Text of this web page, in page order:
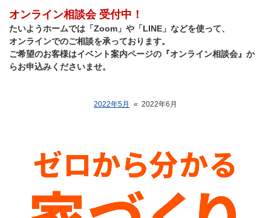
オンライン相談会 受付中！
たいようホームでは「Zoom」や「LINE」などを使って、
オンラインでのご相談を承っております。
ご希望のお客様はイベント案内ページの『オンライン相談会』か
らお申込みくださいませ。
2022年5月 « 2022年6月